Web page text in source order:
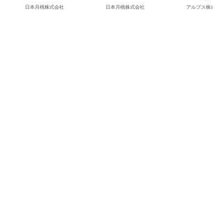
日本月桃株式会社 日本月桃株式会社 アルプス株式